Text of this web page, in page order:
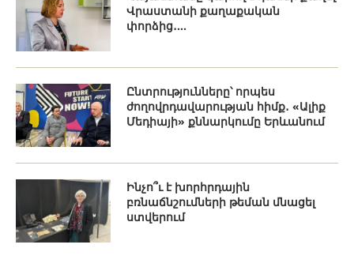
Վրաստանի քաղաքական
փորձից․...
Ընտրությունները՝ որպես
ժողովրդավարության հիմք․ «Ալիք
Մեդիայի» քննարկումը Երևանում
Ինչո՞ւ է խորհրդային
բռնաճնշումների թեման մնացել
ստվերում